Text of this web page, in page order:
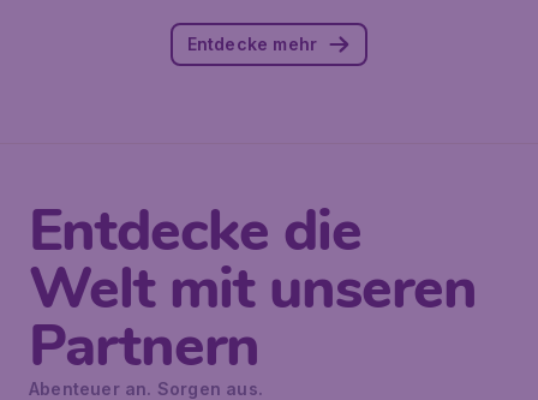
Entdecke mehr
Entdecke die
Welt mit unseren
Partnern
Abenteuer an. Sorgen aus.